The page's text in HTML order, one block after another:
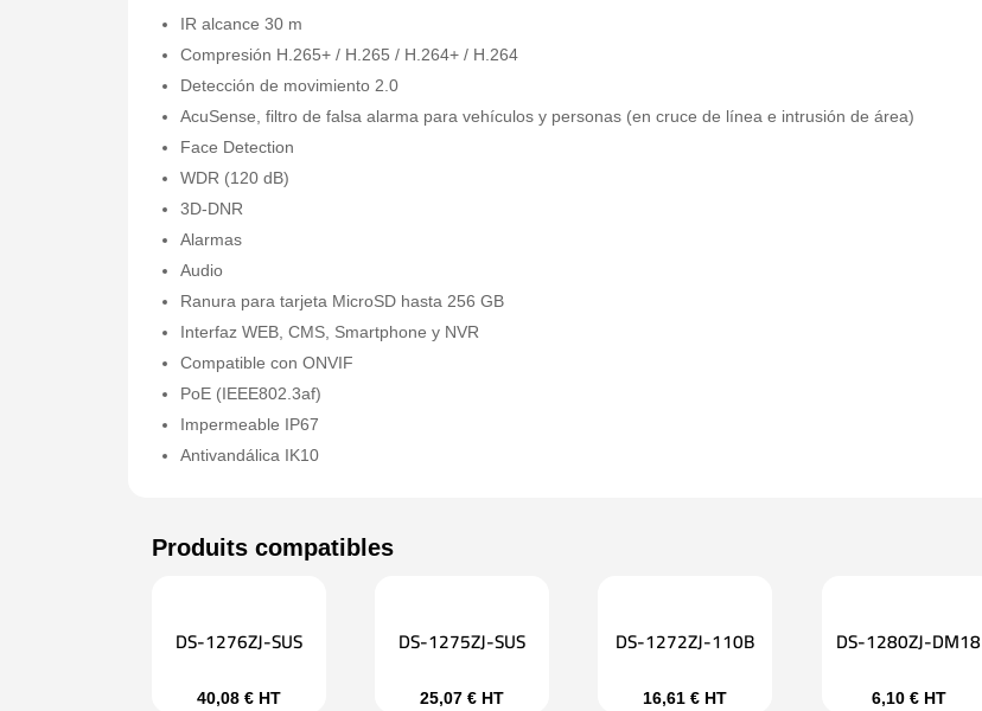
IR alcance 30 m
Compresión H.265+ / H.265 / H.264+ / H.264
Detección de movimiento 2.0
AcuSense, filtro de falsa alarma para vehículos y personas (en cruce de línea e intrusión de área)
Face Detection
WDR (120 dB)
3D-DNR
Alarmas
Audio
Ranura para tarjeta MicroSD hasta 256 GB
Interfaz WEB, CMS, Smartphone y NVR
Compatible con ONVIF
PoE (IEEE802.3af)
Impermeable IP67
Antivandálica IK10
DS-1276ZJ-SUS
40,08 € HT
DS-1275ZJ-SUS
25,07 € HT
DS-1272ZJ-110B
16,61€ HT
DS-1280ZJ-DM18
6,10 € HT